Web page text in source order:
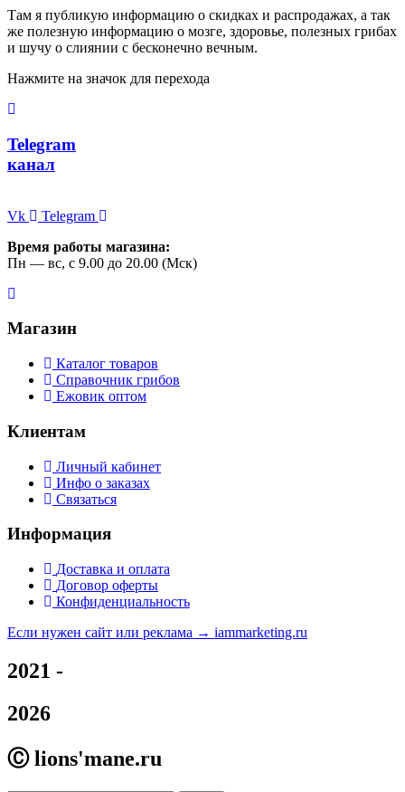
Там я публикую информацию о скидках и распродажах, а так
же полезную информацию о мозге, здоровье, полезных грибах
и шучу о слиянии с бесконечно вечным.
Нажмите на значок для перехода
Telegram
канал
Vk
Telegram
Время работы магазина:
Пн — вс, с 9.00 до 20.00 (Мск)
Магазин
Каталог товаров
Справочник грибов
Ежовик оптом
Клиентам
Личный кабинет
Инфо о заказах
Связаться
Информация
Доставка и оплата
Договор оферты
Конфиденциальность
Если нужен сайт или реклама → iammarketing.ru
2021 -
2026
Ⓒ lions'mane.ru